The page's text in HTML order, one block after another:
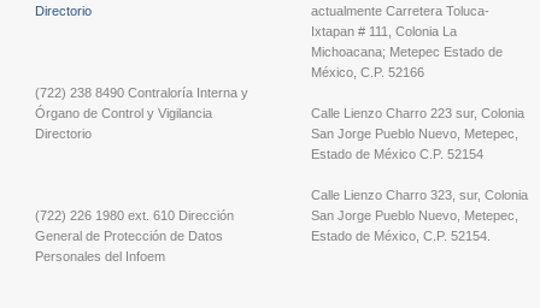
Directorio
(722) 238 8490 Contraloría Interna y
Órgano de Control y Vigilancia
Directorio
(722) 226 1980 ext. 610 Dirección
General de Protección de Datos
Personales del Infoem
actualmente Carretera Toluca-
Ixtapan # 111, Colonia La
Michoacana; Metepec Estado de
México, C.P. 52166
Calle Lienzo Charro 223 sur, Colonia
San Jorge Pueblo Nuevo, Metepec,
Estado de México C.P. 52154
Calle Lienzo Charro 323, sur, Colonia
San Jorge Pueblo Nuevo, Metepec,
Estado de México, C.P. 52154.